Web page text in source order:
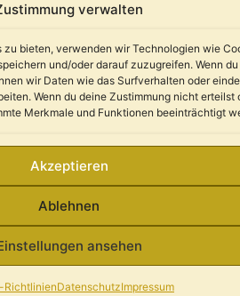
verwalten
zu bieten, verwenden wir Technologien wie
und/oder darauf zuzugreifen. Wenn
wir Daten wie das Surfverhalten oder
Wenn du deine Zustimmung nicht erteilst
Merkmale und Funktionen beeinträchtigt
Akzeptieren
Ablehnen
ansehen
RichtlinienDatenschutzImpressum